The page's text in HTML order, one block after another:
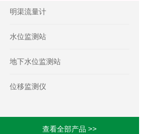
明渠流量计
水位监测站
地下水位监测站
位移监测仪
查看全部产品 >>